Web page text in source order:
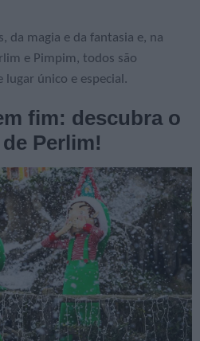
da magia e da fantasia e, na
e Pimpim, todos são
lugar único e especial.
fim: descubra o
Perlim!